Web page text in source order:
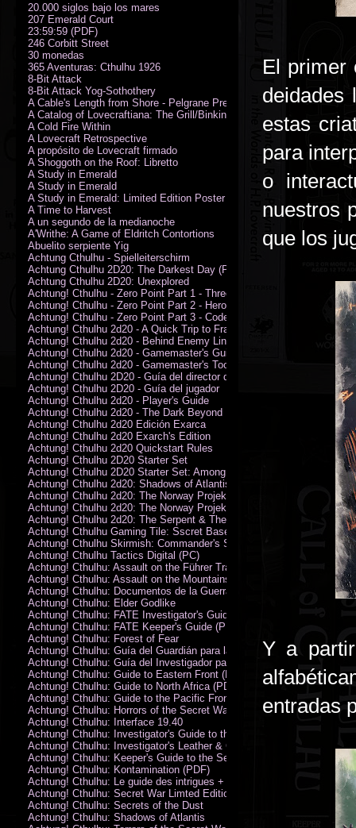
El primer
deidades
estas
para
o
nuestros
que los
Y a
entradas
20.000 siglos bajo los mares
207 Emerald Court
23:59:59 (PDF)
246 Corbitt Street
30 monedas
365 Aventuras: Cthulhu 1926
8-Bit Attack
8-Bit Attack Yog-Sothothery
A Cable's Length from Shore - Pelgrane Press' FreeRPG 2018 (PDF)
A Catalog of Lovecraftiana: The Grill/Binkin Collection
A Cold Fire Within
A Lovecraft Retrospective
A propósito de Lovecraft firmado
A Shoggoth on the Roof: Libretto
A Study in Emerald
A Study in Emerald
A Study in Emerald: Limited Edition Poster (Neil Gaiman)
A Time to Harvest
A un segundo de la medianoche
A'Writhe: A Game of Eldritch Contortions
Abuelito serpiente Yig
Achtung Cthulhu - Spielleiterschirm
Achtung Cthulhu 2D20: The Darkest Day (PDF)
Achtung Cthulhu 2D20: Unexplored
Achtung! Cthulhu - Zero Point Part 1 - Three Kings
Achtung! Cthulhu - Zero Point Part 2 - Heroes of the Sea
Achtung! Cthulhu - Zero Point Part 3 - Code of Honour (PDF)
Achtung! Cthulhu 2d20 - A Quick Trip to France (PDF)
Achtung! Cthulhu 2d20 - Behind Enemy Lines
Achtung! Cthulhu 2d20 - Gamemaster's Guide
Achtung! Cthulhu 2d20 - Gamemaster's Toolkit
Achtung! Cthulhu 2D20 - Guía del director de juego
Achtung! Cthulhu 2D20 - Guía del jugador
Achtung! Cthulhu 2d20 - Player's Guide
Achtung! Cthulhu 2d20 - The Dark Beyond
Achtung! Cthulhu 2d20 Edición Exarca
Achtung! Cthulhu 2d20 Exarch's Edition
Achtung! Cthulhu 2d20 Quickstart Rules
Achtung! Cthulhu 2D20 Starter Set
Achtung! Cthulhu 2D20 Starter Set: Among the Wolves (PDF)
Achtung! Cthulhu 2d20: Shadows of Atlantis
Achtung! Cthulhu 2d20: The Norway Projekt
Achtung! Cthulhu 2d20: The Norway Projekt (PDF)
Achtung! Cthulhu 2d20: The Serpent & The Sands
Achtung! Cthulhu Gaming Tile: Sscret Base & Icy Ruins
Achtung! Cthulhu Skirmish: Commander's Set
Achtung! Cthulhu Tactics Digital (PC)
Achtung! Cthulhu: Assault on the Führer Train
Achtung! Cthulhu: Assault on the Mountains of Madness
Achtung! Cthulhu: Documentos de la Guerra Secreta
Achtung! Cthulhu: Elder Godlike
Achtung! Cthulhu: FATE Investigator's Guide (PDF)
Achtung! Cthulhu: FATE Keeper's Guide (PDF)
Achtung! Cthulhu: Forest of Fear
Achtung! Cthulhu: Guía del Guardián para la Guerra Secreta
Achtung! Cthulhu: Guía del Investigador para la Guerra Secreta
Achtung! Cthulhu: Guide to Eastern Front (PDF)
Achtung! Cthulhu: Guide to North Africa (PDF)
Achtung! Cthulhu: Guide to the Pacific Front
Achtung! Cthulhu: Horrors of the Secret War
Achtung! Cthulhu: Interface 19.40
Achtung! Cthulhu: Investigator's Guide to the Secret War
Achtung! Cthulhu: Investigator's Leather & Canvas Bag
Achtung! Cthulhu: Keeper's Guide to the Secret War
Achtung! Cthulhu: Kontamination (PDF)
Achtung! Cthulhu: Le guide des intrigues + ecran
Achtung! Cthulhu: Secret War Limted Edition Book
Achtung! Cthulhu: Secrets of the Dust
Achtung! Cthulhu: Shadows of Atlantis